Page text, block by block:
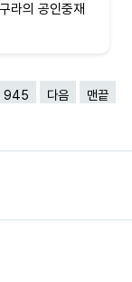
라의 공인중재
945 다음 맨끝